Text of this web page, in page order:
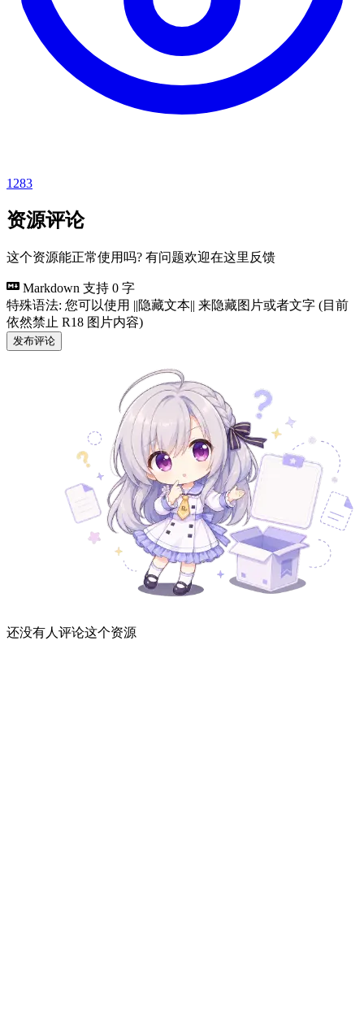
1283
资源评论
这个资源能正常使用吗? 有问题欢迎在这里反馈
Markdown 支持 0 字
特殊语法: 您可以使用 ||隐藏文本|| 来隐藏图片或者文字 (目前
依然禁止 R18 图片内容)
发布评论
还没有人评论这个资源